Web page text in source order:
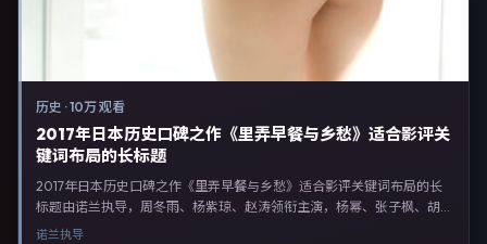
历史 ·10万 观看
2017年日本历史口碑之作《里弄早餐与乡愁》适合影评关
键词布局的长标题
2017年日本历史口碑之作《里弄早餐与乡愁》适合影评关键词布局的长
标题由诺兰执导，周冬雨、杨紫琼、赵涛领衔主演，杨幂、张子枫、胡歌
等联合出演。剧情以历史类型为主线，融合日本本土叙事与人物弧光，适
诺兰执导